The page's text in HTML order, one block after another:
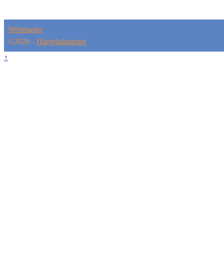
Webmaster
©2026 - Härjedalspartiet
↑